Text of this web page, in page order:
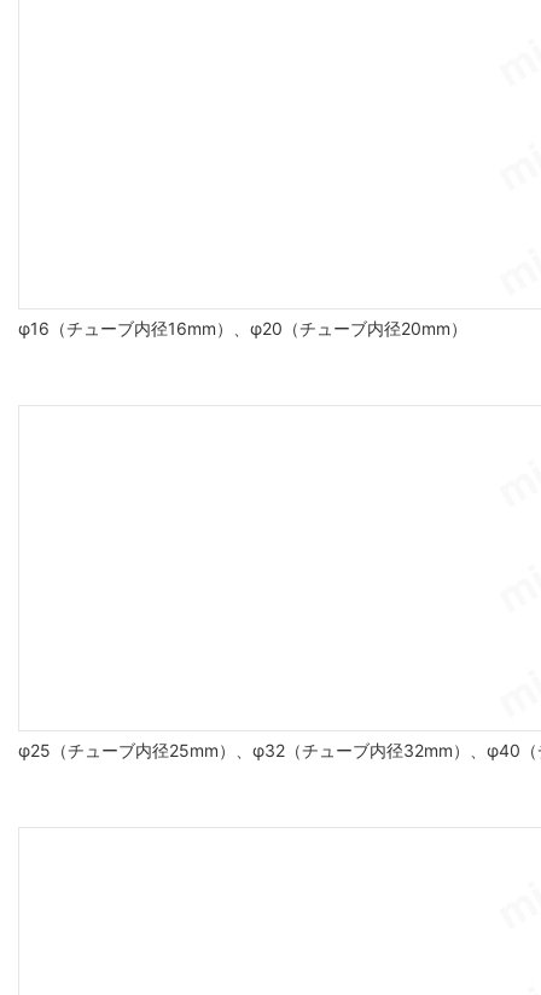
φ16（チューブ内径16mm）、φ20（チューブ内径20mm）
φ25（チューブ内径25mm）、φ32（チューブ内径32mm）、φ40